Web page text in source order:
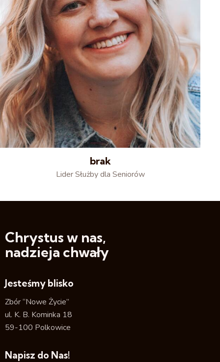
brak
Lider Służby dla Seniorów
Chrystus w nas,
nadzieja chwały
Jesteśmy blisko
Zbór “Nowe Życie”
ul. K. B. Kominka 18
59-100 Polkowice
Napisz do Nas!